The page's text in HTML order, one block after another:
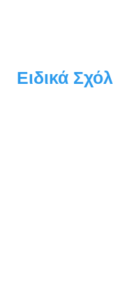
Ειδικά